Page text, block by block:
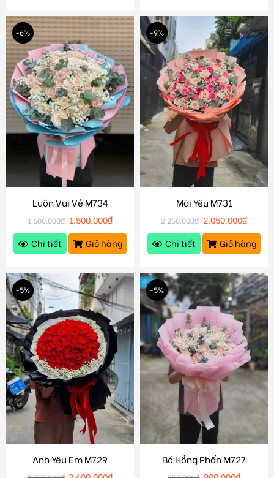
-6%
Luôn Vui Vẻ M734
1.600.000₫ 1.500.000₫
Chi tiết
Giỏ hàng
-9%
Mãi Yêu M731
2.250.000₫ 2.050.000₫
Chi tiết
Giỏ hàng
-5%
Anh Yêu Em M729
-5%
Bó Hồng Phấn M727